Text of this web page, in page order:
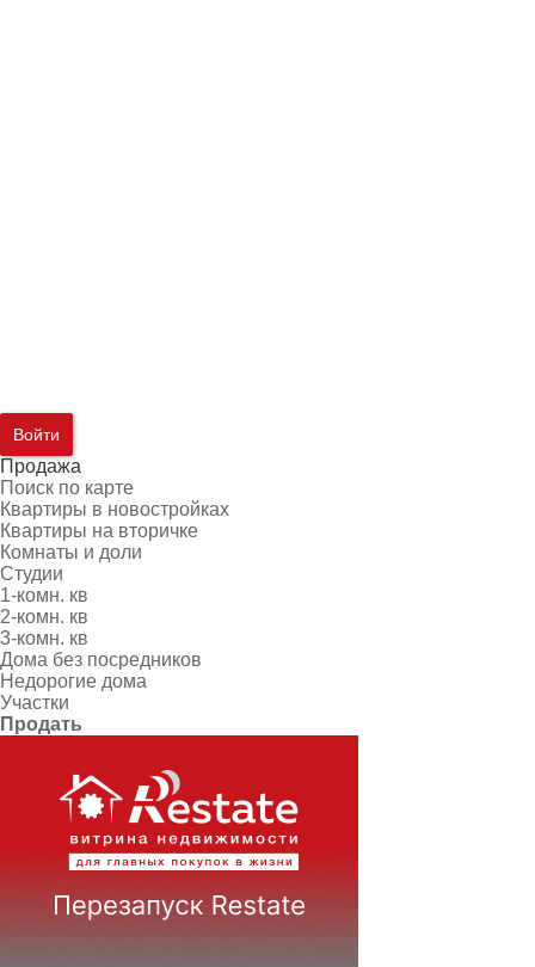
Войти
Продажа
Поиск по карте
Квартиры в новостройках
Квартиры на вторичке
Комнаты и доли
Студии
1-комн. кв
2-комн. кв
3-комн. кв
Дома без посредников
Недорогие дома
Участки
Продать